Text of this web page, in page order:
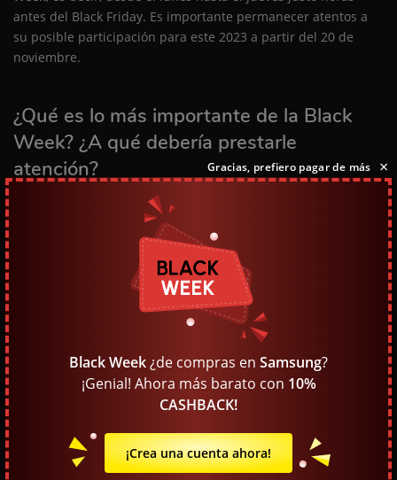
antes del Black Friday. Es importante permanecer atentos a
su posible participación para este 2023 a partir del 20 de
noviembre.
¿Qué es lo más importante de la Black
Week? ¿A qué debería prestarle
atención?
Samsung es una de las empresas de dispositivos electrónicos
con más presencia en el mercado mundial y nacional. Es
difícil encontrar otra marca en España con la variedad de
productos, tradición en la venta de smartphones y garantía
de calidad que Samsung ofrece a sus clientes. Ahora bien, no
te dejes embaucar por todas las "ofertas" especiales de Black
Week en general; revisa y comprueba los precios habituales
de las promociones de Samsung durante el resto del año.
Algunas marcas pueden tratar de aprovechar este tirón de
marketing para conseguir más ventas por puro aumento de la
demanda. En algunas ocasiones, es mejor comprar durante
donde las unidades se pueden agotar muy rápidamente;
mejor un chollo en mano que cientos esfumándose.
Gracias, prefiero pagar de más ×
Black Week¿de compras en Samsung?
¡Genial! Ahora más barato con 10%
CASHBACK!
¡Crea una cuenta ahora!